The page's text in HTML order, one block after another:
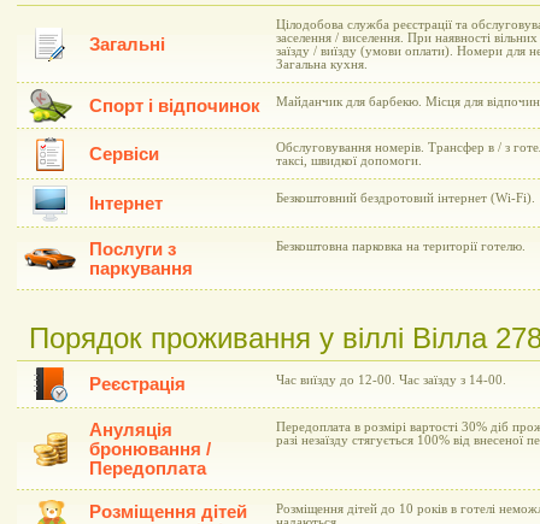
Загальні
Цілодобова служба реєстрації та
заселення / виселення. При наявності
заїзду / виїзду (умови оплати). Номери для
Загальна кухня.
Спорт і відпочинок Майданчик для барбекю. Місця для
Сервіси
Обслуговування номерів. Трансфер в / з
таксі, швидкої допомоги.
Інтернет Безкоштовний бездротовий інтернет (Wi-Fi).
Послуги з
паркування
Безкоштовна парковка на території готелю.
Порядок проживання у віллі Вілла
Реєстрація Час виїзду до 12-00. Час заїзду з 14-00.
Ануляція
бронювання /
Передоплата
Передоплата в розмірі вартості 30% діб
разі незаїзду стягується 100% від внесеної
Розміщення дітей
Розміщення дітей до 10 років в готелі